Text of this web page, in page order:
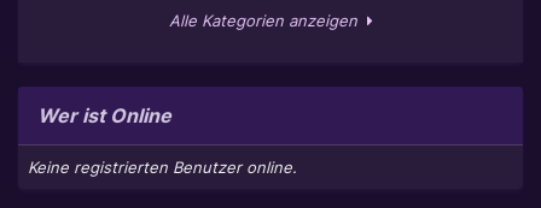
Alle Kategorien anzeigen
Wer ist Online
Keine registrierten Benutzer online.